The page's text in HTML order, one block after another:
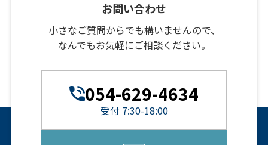
お問い合わせ
小さなご質問からでも構いませんので、
なんでもお気軽にご相談ください。
054-629-4634
受付 7:30-18:00